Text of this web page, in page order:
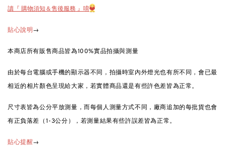
讀『 購物須知＆售後服務 』唷❤️
貼心說明→
本商店所有販售商品皆為100%實品拍攝與測量
由於每台電腦或手機的顯示器不同，拍攝時室內外燈光也有所不同，會已最
相近的相片顏色呈現給大家，若實體商品還是有些許色差皆為正常。
尺寸表皆為公分平放測量，而每個人測量方式不同，廠商追加的每批貨也會
有正負落差（1-3公分），若測量結果有些許誤差皆為正常。
貼心提醒→